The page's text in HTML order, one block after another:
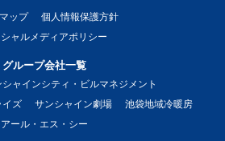
ップ
個人情報保護方針
ャルメディアポリシー
グループ会社一覧
シャインシティ・ビルマネジメント
イズ
サンシャイン劇場
池袋地域冷暖房
アール・エス・シー